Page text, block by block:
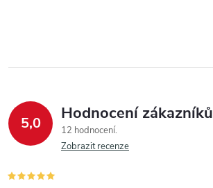
5,0 Hodnocení zákazníků
12 hodnocení
Zobrazit recenze